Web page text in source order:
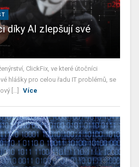
díky AI zlepšují své
ClickFix, ve které útočníci
hlášky pro celou řadu IT problémů, se
[...]
Více